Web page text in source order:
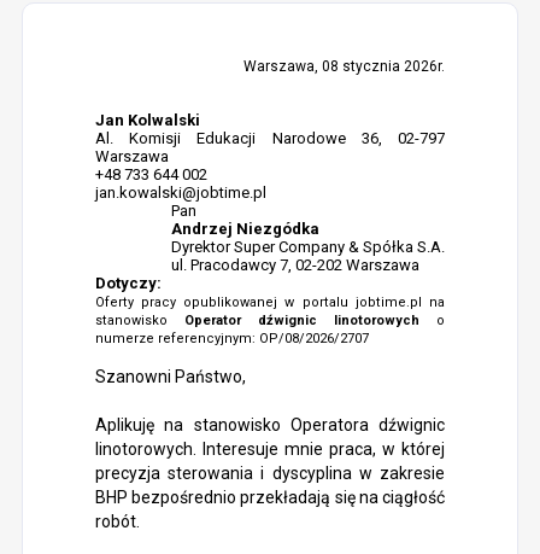
Warszawa, 08 stycznia 2026r.
Jan Kolwalski
Al. Komisji Edukacji Narodowe 36, 02-797
Warszawa
+48 733 644 002
jan.kowalski@jobtime.pl
Pan
Andrzej Niezgódka
Dyrektor Super Company & Spółka S.A.
ul. Pracodawcy 7, 02-202 Warszawa
Dotyczy:
Oferty pracy opublikowanej w portalu jobtime.pl na
stanowisko Operator dźwignic linotorowych o
numerze referencyjnym: OP/08/2026/2707
Szanowni Państwo,
Aplikuję na stanowisko Operatora dźwignic
linotorowych. Interesuje mnie praca, w której
precyzja sterowania i dyscyplina w zakresie
BHP bezpośrednio przekładają się na ciągłość
robót.